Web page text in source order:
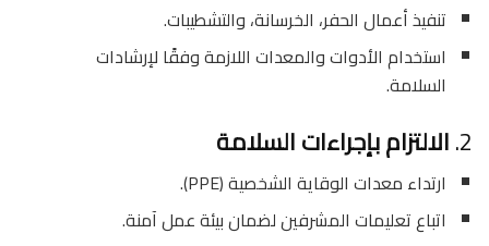
تنفيذ أعمال الحفر، الخرسانة، والتشطيبات.
استخدام الأدوات والمعدات اللازمة وفقًا لإرشادات
السلامة.
2. الالتزام بإجراءات السلامة
ارتداء معدات الوقاية الشخصية (PPE).
اتباع تعليمات المشرفين لضمان بيئة عمل آمنة.